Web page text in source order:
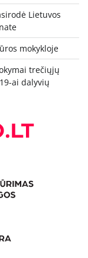
Lietuvos
mokykloje
trečiųjų
ai dalyvių